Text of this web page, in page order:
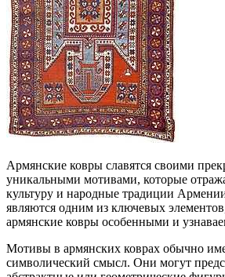
Армянские ковры славятся своими
уникальными мотивами, которые
культуру и народные традиции
являются одним из ключевых
армянские ковры особенными и
Мотивы в армянских коврах обычно
символический смысл. Они могут